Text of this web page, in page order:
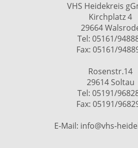
VHS Heidekreis
Kirchplatz 4
29664
Tel: 05161/
Fax: 05161/
Rosenstr.14
29614 Soltau
Tel: 05191/
Fax: 05191/
E-Mail: info@vhs-